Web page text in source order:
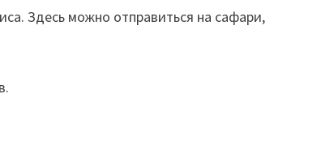
Здесь можно отправиться на сафари,